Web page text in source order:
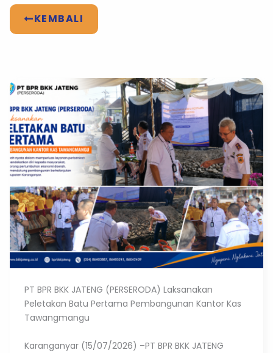
KEMBALI
PT BPR BKK JATENG (PERSERODA) Laksanakan
Peletakan Batu Pertama Pembangunan Kantor Kas
Tawangmangu
Karanganyar (15/07/2026) –PT BPR BKK JATENG